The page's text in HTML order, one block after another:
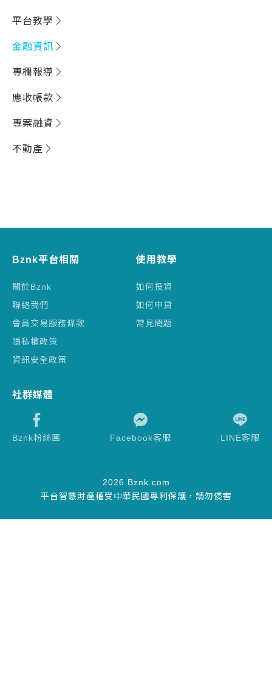
平台教學
金融資訊
專欄報導
應收帳款
專案融資
不動產
Bznk平台相關
關於Bznk
聯絡我們
會員交易服務條款
隱私權政策
資訊安全政策
使用教學
如何投資
如何申貸
常見問題
社群媒體
Bznk粉絲團 Facebook客服 LINE客服
2026 Bznk.com
平台智慧財產權受中華民國專利保護，請勿侵害